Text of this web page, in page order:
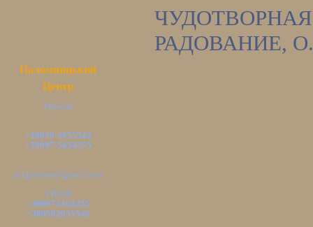
Паломницький
Центр
Україна
+38050-2655542
+38097-5454255
pilgrimsua@gmail.com
VIBER
+380975454255
+380502655542
РАДОВАНИЕ,